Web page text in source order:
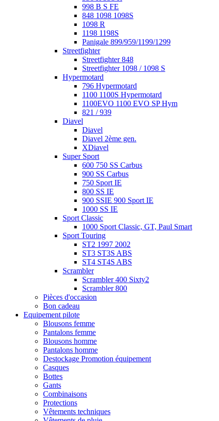
998 B S FE
848 1098 1098S
1098 R
1198 1198S
Panigale 899/959/1199/1299
Streetfighter
Streetfighter 848
Streetfighter 1098 / 1098 S
Hypermotard
796 Hypermotard
1100 1100S Hypermotard
1100EVO 1100 EVO SP Hym
821 / 939
Diavel
Diavel
Diavel 2ème gen.
XDiavel
Super Sport
600 750 SS Carbus
900 SS Carbus
750 Sport IE
800 SS IE
900 SSIE 900 Sport IE
1000 SS IE
Sport Classic
1000 Sport Classic, GT, Paul Smart
Sport Touring
ST2 1997 2002
ST3 ST3S ABS
ST4 ST4S ABS
Scrambler
Scrambler 400 Sixty2
Scrambler 800
Pièces d'occasion
Bon cadeau
Equipement pilote
Blousons femme
Pantalons femme
Blousons homme
Pantalons homme
Destockage Promotion équipement
Casques
Bottes
Gants
Combinaisons
Protections
Vêtements techniques